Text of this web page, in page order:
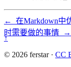
← 在Markdown中
时需要做的事情
→
↑
© 2026 ferstar · CC